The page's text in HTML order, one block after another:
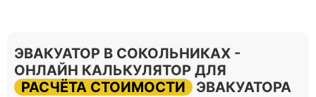
ЭВАКУАТОР В СОКОЛЬНИКАХ -
ОНЛАЙН КАЛЬКУЛЯТОР ДЛЯ
РАСЧЁТА СТОИМОСТИ
ЭВАКУАТОРА